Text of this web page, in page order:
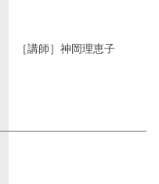
［講師］神岡理恵子